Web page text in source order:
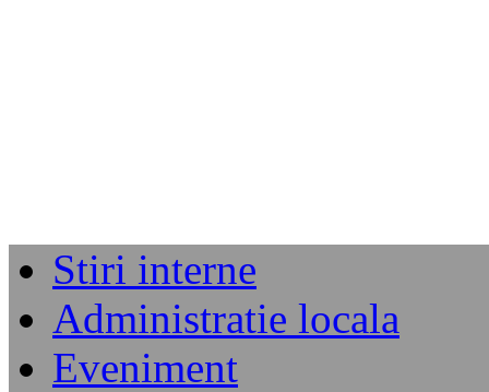
Stiri interne
Administratie locala
Eveniment